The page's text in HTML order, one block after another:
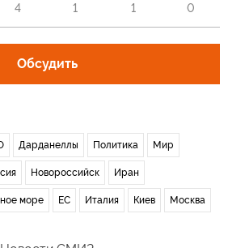
4 1 1 0
Обсудить
Дарданеллы Политика Мир
Новороссийск Иран
море ЕС Италия Киев Москва